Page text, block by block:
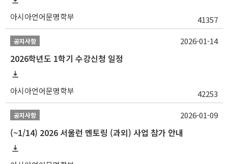
아시아언어문명학부 41357
공지사항
2026학년도 1학기 수강신청 일정
아시아언어문명학부 42253
2026-01-14
공지사항
(~1/14) 2026 서울런 멘토링 (과외) 사업 참가 안내
2026-01-09